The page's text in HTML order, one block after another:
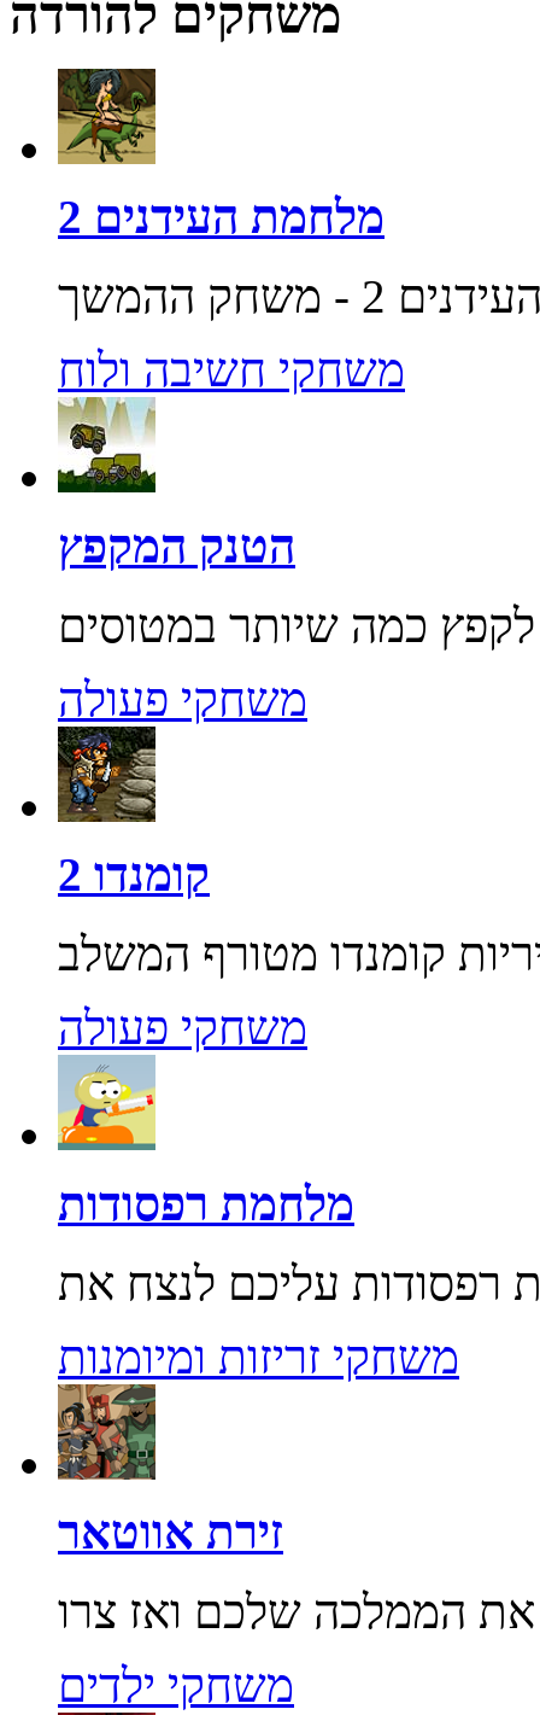
משחקים להורדה
מלחמת העידנים 2
משחקי חשיבה ולוח
הטנק המקפץ
משחקי פעולה
קומנדו 2
משחקי פעולה
מלחמת רפסודות
משחקי זריזות ומיומנות
זירת אווטאר
משחקי ילדים